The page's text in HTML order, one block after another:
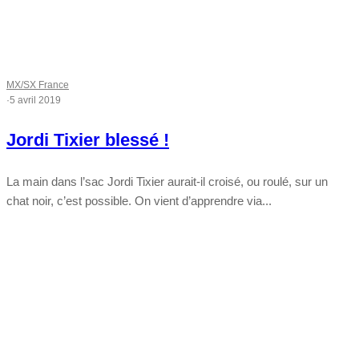
MX/SX France
·5 avril 2019
Jordi Tixier blessé !
La main dans l’sac Jordi Tixier aurait-il croisé, ou roulé, sur un
chat noir, c’est possible. On vient d’apprendre via...